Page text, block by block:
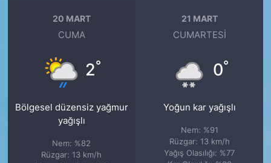
20 MART
CUMA
2°
Bölgesel düzensiz yağmur
yağışlı
Nem: %82
Rüzgar: 13 km/h
21 MART
CUMARTESI
0°
Yoğun kar yağışlı
Nem: %91
Rüzgar: 13 km/h
Yağış Olasılığı: %77